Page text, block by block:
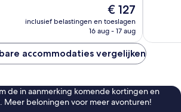
De
prijs
is
€ 127
inclusief belastingen en toeslagen
16 aug - 17 aug
accommodaties vergelijken
de in aanmerking komende kortingen en
Meer beloningen voor meer avonturen!